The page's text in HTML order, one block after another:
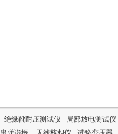
绝缘靴耐压测试仪 局部放电测试仪